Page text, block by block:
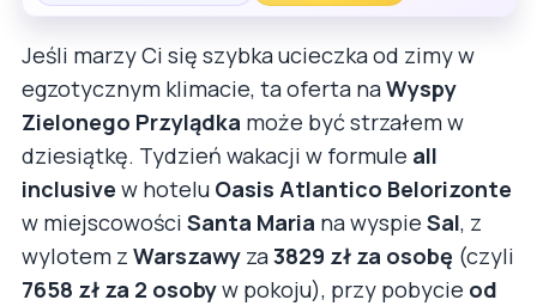
Jeśli marzy Ci się szybka ucieczka od zimy w
egzotycznym klimacie, ta oferta naWyspy
Zielonego Przylądka może być strzałem w
dziesiątkę. Tydzień wakacji w formule all
inclusive w hotelu Oasis Atlantico Belorizonte
w miejscowości Santa Maria na wyspie Sal, z
wylotem z Warszawy za3829 zł za osobę (czyli
7658 zł za 2 osobyw pokoju), przy pobycie od